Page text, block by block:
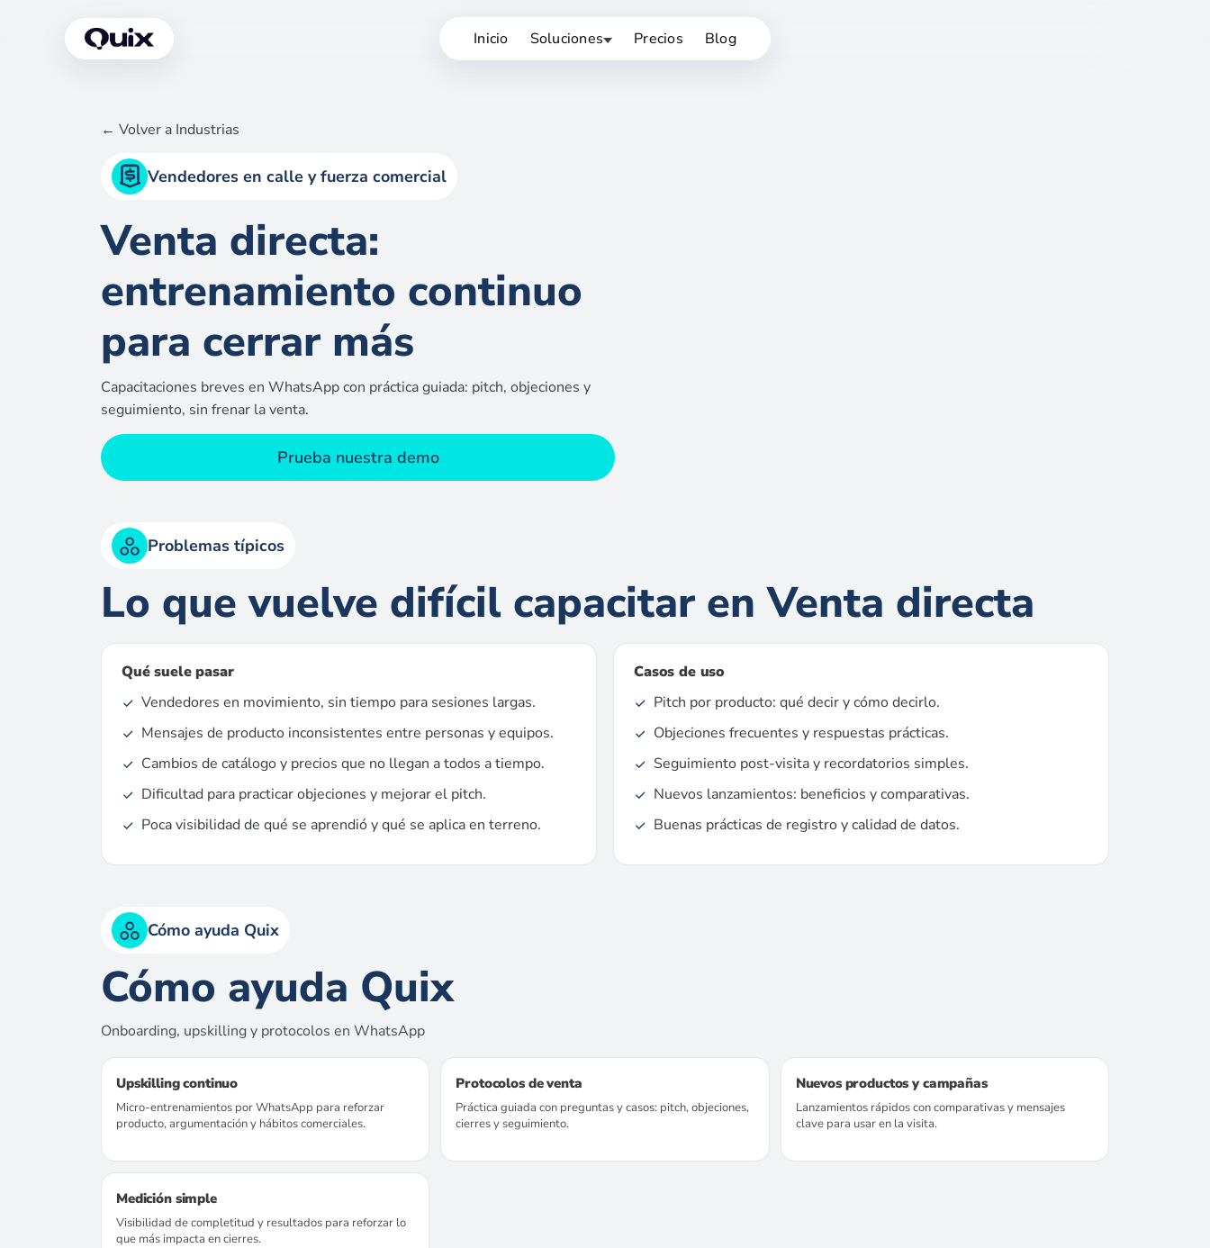
Inicio Soluciones Precios Blog
← Volver a Industrias
Vendedores en calle y fuerza comercial
Venta directa:
entrenamiento continuo
para cerrar más
Capacitaciones breves en WhatsApp con práctica guiada: pitch, objeciones y
seguimiento, sin frenar la venta.
Prueba nuestra demo
Problemas típicos
Lo que vuelve difícil capacitar en Venta directa
Qué suele pasar
Vendedores en movimiento, sin tiempo para sesiones largas.
Mensajes de producto inconsistentes entre personas y equipos.
Cambios de catálogo y precios que no llegan a todos a tiempo.
Dificultad para practicar objeciones y mejorar el pitch.
Poca visibilidad de qué se aprendió y qué se aplica en terreno.
Casos de uso
Pitch por producto: qué decir y cómo decirlo.
Objeciones frecuentes y respuestas prácticas.
Seguimiento post-visita y recordatorios simples.
Nuevos lanzamientos: beneficios y comparativas.
Buenas prácticas de registro y calidad de datos.
Cómo ayuda Quix
Cómo ayuda Quix
Onboarding, upskilling y protocolos en WhatsApp
Upskilling continuo
Micro-entrenamientos por WhatsApp para reforzar
producto, argumentación y hábitos comerciales.
Protocolos de venta
Práctica guiada con preguntas y casos: pitch, objeciones,
cierres y seguimiento.
Nuevos productos y campañas
Lanzamientos rápidos con comparativas y mensajes
clave para usar en la visita.
Medición simple
Visibilidad de completitud y resultados para reforzar lo
que más impacta en cierres.